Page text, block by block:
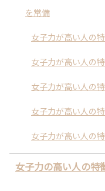
を常備
女子力が高い人の
女子力が高い人の
女子力が高い人の
女子力が高い人の
女子力が高い人の
女子力の高い人の